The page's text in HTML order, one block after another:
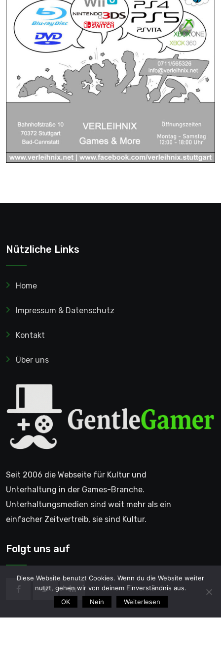
Nützliche Links
Home
Impressum & Datenschutz
Kontakt
Über uns
Seit 2006 die Webseite für Kultur und
Unterhaltung in der Games-Branche.
Unterhaltungsmedien sind weit mehr als ein
einfacher Zeitvertreib, sie sind Kultur.
Folgt uns auf
Diese Website benutzt Cookies. Wenn du die Website weiter
nutzt, gehen wir von deinem Einverständnis aus.
OK
Nein Weiterlesen